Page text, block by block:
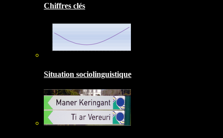
Chiffres clés
Situation sociolinguistique